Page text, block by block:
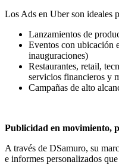
Los Ads en Uber son ideales
Lanzamientos de
Eventos con ubicación
inauguraciones)
Restaurantes, retail,
servicios financieros y
Campañas de alto
Publicidad en movimiento,
A través de DSamuro, su
e informes personalizados